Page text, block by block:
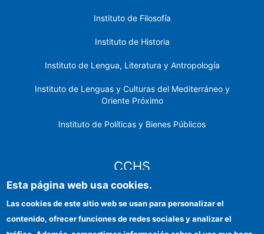
Instituto de Filosofía
Instituto de Historia
Instituto de Lengua, Literatura y Antropología
Instituto de Lenguas y Culturas del Mediterráneo y
Oriente Próximo
Instituto de Políticas y Bienes Públicos
CCHS
Identidad institucional
Esta página web usa cookies.
Las cookies de este sitio web se usan para personalizar el
contenido, ofrecer funciones de redes sociales y analizar el